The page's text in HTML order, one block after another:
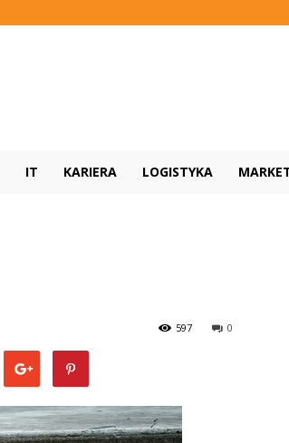
IT KARIERA LOGISTYKA
0
597